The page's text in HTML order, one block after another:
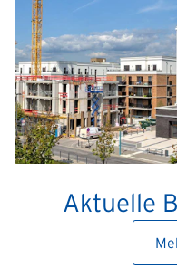
Aktuelle